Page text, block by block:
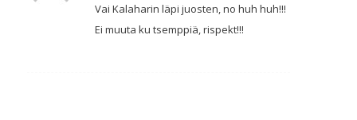
Vai Kalaharin läpi juosten, no huh huh!!!
Ei muuta ku tsemppiä, rispekt!!!